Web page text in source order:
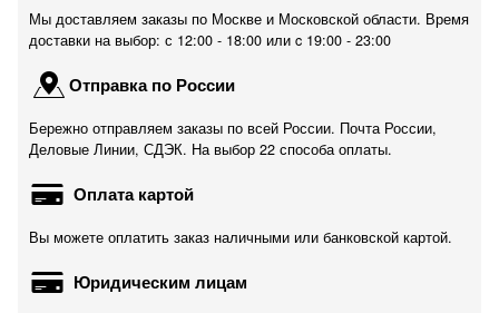
Мы доставляем заказы по Москве и Московской области. Время
доставки на выбор: с 12:00 - 18:00 или c 19:00 - 23:00
Отправка по России
Бережно отправляем заказы по всей России. Почта России,
Деловые Линии, СДЭК. На выбор 22 способа оплаты.
Оплата картой
Вы можете оплатить заказ наличными или банковской картой.
Юридическим лицам